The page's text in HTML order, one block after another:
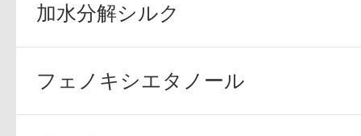
加水分解シルク
フェノキシエタノール